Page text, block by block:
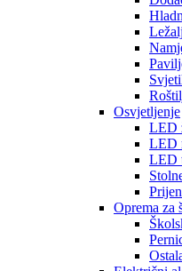
Osvjetljenje
LED
LED
LED
Oprema za